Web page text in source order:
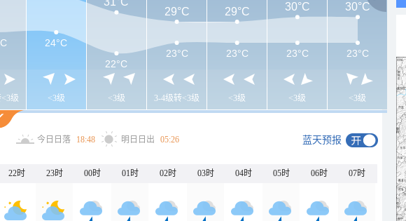
级 <3级 <3级 3-4级转<3级 <3级 <3级 <3级
29°C 29°C 30°C 30°C
24°C
22°C
23°C 23°C 23°C 23°C
今日日落 18:48 明日日出 05:26 蓝天预报
22时 23时 00时 01时 02时 03时 04时 05时 06时 07时